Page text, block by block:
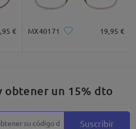
€ MX40171 19,95 €
obtener un 15% dto
Suscribir